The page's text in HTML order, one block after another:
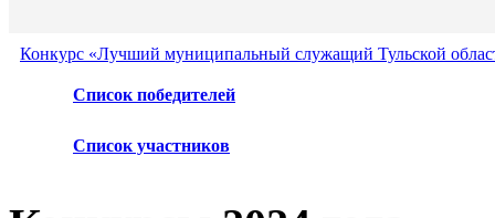
Конкурс «Лучший муниципальный служащий Тульской
Список победителей
Список участников